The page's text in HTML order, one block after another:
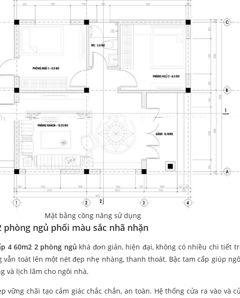
Mật bằng công năng sử dụng
phòng ngủ phối màu sắc nhã nhặn
4 60m2 2 phòng ngủ khá đơn giản, hiện đại, không có nhiều chi tiết
toát lên một nét đẹp nhẹ nhàng, thanh thoát. Bậc tam cấp giúp
và lịch lãm cho ngôi nhà.
vững chãi tạo cảm giác chắc chắn, an toàn. Hệ thống cửa ra vào và